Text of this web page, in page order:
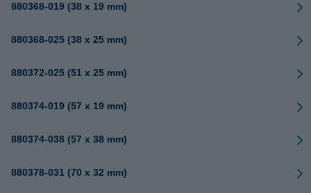
880368-019 (38 x 19 mm)
880368-025 (38 x 25 mm)
880372-025 (51 x 25 mm)
880374-019 (57 x 19 mm)
880374-038 (57 x 38 mm)
880378-031 (70 x 32 mm)